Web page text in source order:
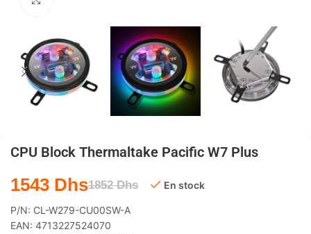
CPU Block Thermaltake Pacific W7 Plus
1852Dhs
1543 Dhs En stock
P/N: CL-W279-CU00SW-A
EAN: 4713227524070